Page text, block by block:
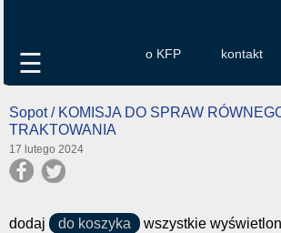
o KFP kontakt
☰
Sopot / KOMISJA DO SPRAW
TRAKTOWANIA
17 lutego 2024
dodaj do koszyka
wszystkie